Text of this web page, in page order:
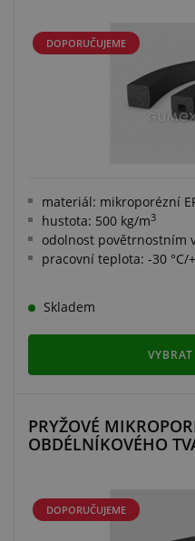
DOPORUČUJEME
materiál: mikroporézní
hustota: 500 kg/m3
odolnost povětrnostním
pracovní teplota: -30 °C/
Skladem
PRYŽOVÉ
OBDÉLNÍKOVÉHO
DOPORUČUJEME